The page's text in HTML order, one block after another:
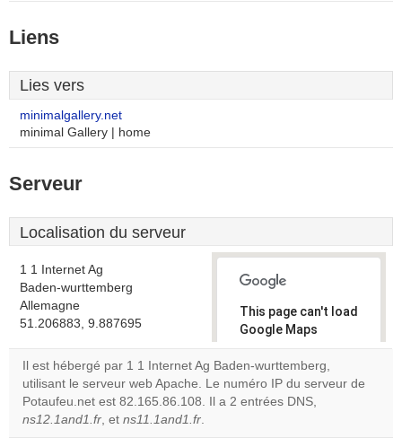
Liens
Lies vers
minimalgallery.net
minimal Gallery | home
Serveur
Localisation du serveur
1 1 Internet Ag
Baden-wurttemberg
Allemagne
51.206883, 9.887695
This page can't load
Google Maps
correctly.
Do you
own this
Il est hébergé par 1 1 Internet Ag Baden-wurttemberg,
utilisant le serveur web Apache. Le numéro IP du serveur de
Potaufeu.net est 82.165.86.108. Il a 2 entrées DNS,
ns12.1and1.fr, et ns11.1and1.fr.